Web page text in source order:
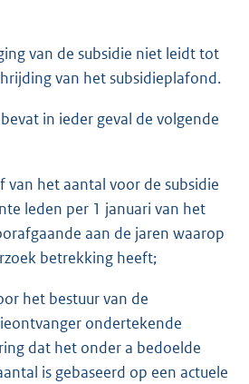
van de subsidie niet leidt tot
van het subsidieplafond.
in ieder geval de volgende
van het aantal voor de subsidie
leden per 1 januari van het
aan de jaren waarop
betrekking heeft;
het bestuur van de
ondertekende
dat het onder a bedoelde
is gebaseerd op een actuele